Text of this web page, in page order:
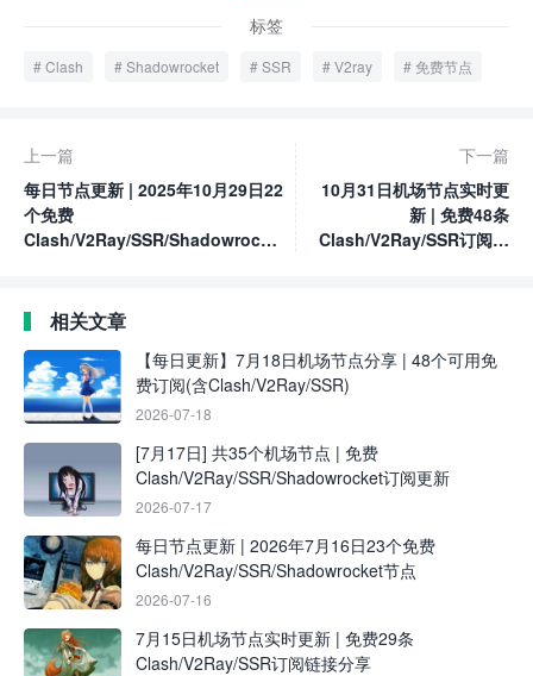
标签
Clash Shadowrocket SSR V2ray 免费节点
上一篇
每日节点更新 | 2025年10月29日22
个免费
Clash/V2Ray/SSR/Shadowrocket
下一篇
10月31日机场节点实时更
新 | 免费48条
Clash/V2Ray/SSR订阅链
相关文章
【每日更新】7月18日机场节点分享 | 48个可用免
费订阅(含Clash/V2Ray/SSR)
2026-07-18
[7月17日] 共35个机场节点 | 免费
Clash/V2Ray/SSR/Shadowrocket订阅更新
2026-07-17
每日节点更新 | 2026年7月16日23个免费
Clash/V2Ray/SSR/Shadowrocket节点
2026-07-16
7月15日机场节点实时更新 | 免费29条
Clash/V2Ray/SSR订阅链接分享